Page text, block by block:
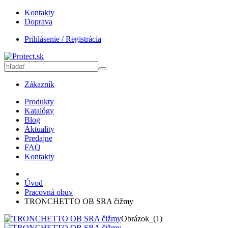
Kontakty
Doprava
Prihlásenie / Registrácia
Zákazník
Produkty
Katalógy
Blog
Aktuality
Predajne
FAQ
Kontakty
Úvod
Pracovná obuv
TRONCHETTO OB SRA čižmy
Obrázok_(1)